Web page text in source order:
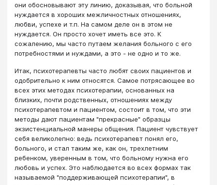
они обосновывают эту линию, доказывая, что больной
нуждается в хороших межличностных отношениях,
любви, успехе и т.п. На самом деле он в этом не
нуждается. Он просто хочет иметь все это. К
сожалению, мы часто путаем желания больного с его
потребностями и нуждами, а это - не одно и то же.
Итак, психотерапевты часто любят своих пациентов и
одобрительно к ним относятся. Самое потрясающее во
всех этих методах психотерапии, основанных на
близких, почти родственных, отношениях между
психотерапевтом и пациентом, состоит в том, что эти
методы дают пациентам "прекрасные" образцы
экзистенциальной манеры общения. Пациент чувствует
себя великолепно: ведь психотерапевт понял его,
больного, и стал таким же, как он, трехлетним
ребенком, уверенным в том, что больному нужна его
любовь и успех. Это наблюдается во всех формах так
называемой "поддерживающей психотерапии", в